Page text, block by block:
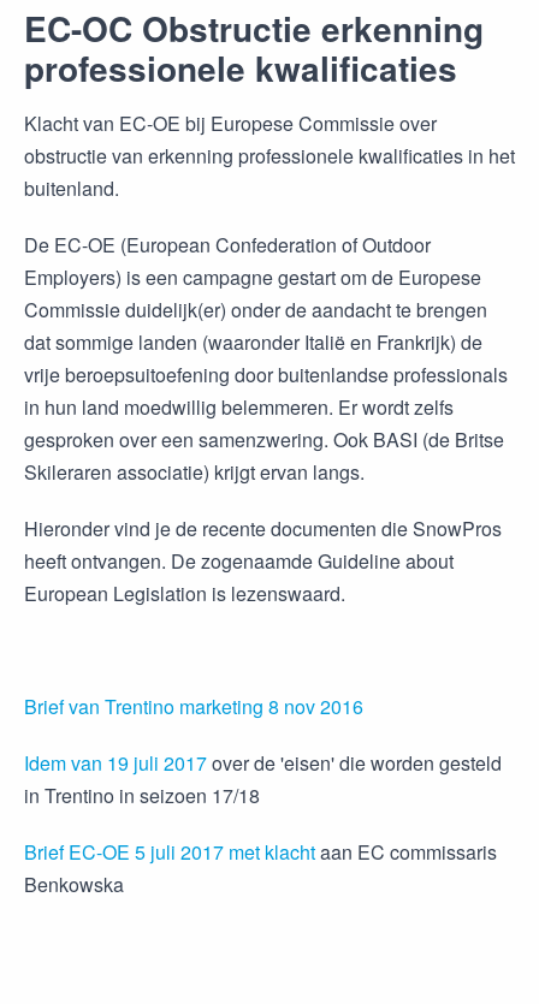
EC-OC Obstructie erkenning
professionele kwalificaties
Klacht van EC-OE bij Europese Commissie over
obstructie van erkenning professionele kwalificaties in het
buitenland.
De EC-OE (European Confederation of Outdoor
Employers) is een campagne gestart om de Europese
Commissie duidelijk(er) onder de aandacht te brengen
dat sommige landen (waaronder Italië en Frankrijk) de
vrije beroepsuitoefening door buitenlandse professionals
in hun land moedwillig belemmeren. Er wordt zelfs
gesproken over een samenzwering. Ook BASI (de Britse
Skileraren associatie) krijgt ervan langs.
Hieronder vind je de recente documenten die SnowPros
heeft ontvangen. De zogenaamde Guideline about
European Legislation is lezenswaard.
Brief van Trentino marketing 8 nov 2016
Idem van 19 juli 2017over de 'eisen' die worden gesteld
in Trentino in seizoen 17/18
Brief EC-OE 5 juli 2017 met klachtaan EC commissaris
Benkowska